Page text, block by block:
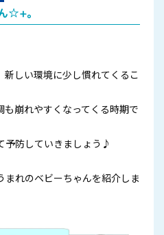
☆+。
新しい環境に少し慣れてくるこ
崩れやすくなってくる時期で
予防していきましょう♪
れのベビーちゃんを紹介しま